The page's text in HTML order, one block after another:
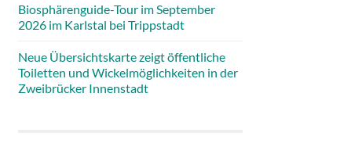
Biosphärenguide-Tour im September
2026 im Karlstal bei Trippstadt
Neue Übersichtskarte zeigt öffentliche
Toiletten und Wickelmöglichkeiten in der
Zweibrücker Innenstadt